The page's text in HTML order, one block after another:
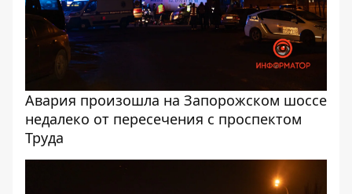
Авария произошла на Запорожском шоссе
недалеко от пересечения с проспектом
Труда